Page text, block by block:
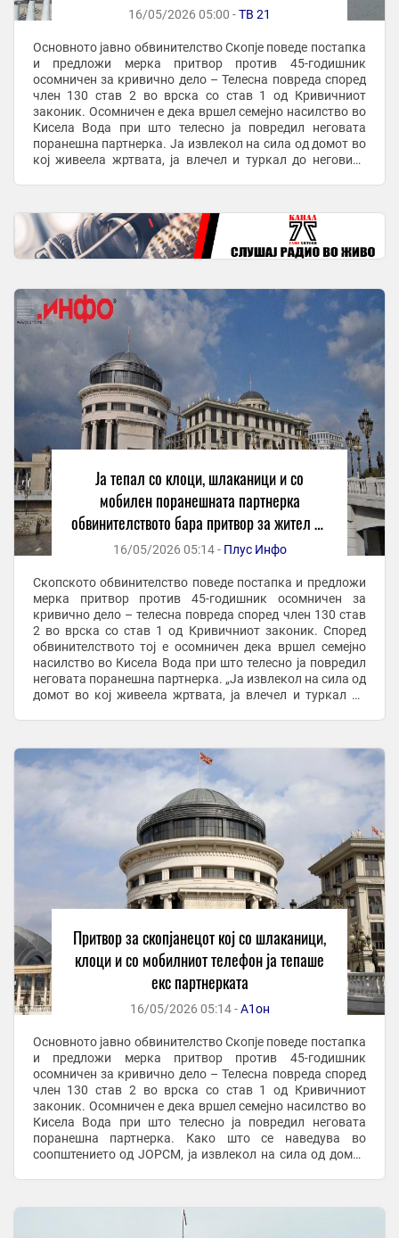
16/05/2026 05:00 -ТВ 21
Основното јавно обвинителство Скопје поведе постапка
и предложи мерка притвор против 45-годишник
осомничен за кривично дело – Телесна повреда според
член 130 став 2 во врска со став 1 од Кривичниот
законик. Осомничен е дека вршел семејно насилство во
Кисела Вода при што телесно ја повредил неговата
поранешна партнерка. Ја извлекол на сила од домот во
кој живеела жртвата, ја влечел и туркал до неговиот
Ја тепал со клоци, шлаканици и со
мобилен поранешната партнерка
обвинителството бара притвор за жител на
кисела вода
16/05/2026 05:14 - Плус Инфо
Скопското обвинителство поведе постапка и предложи
мерка притвор против 45-годишник осомничен за
кривично дело – телесна повреда според член 130 став
2 во врска со став 1 од Кривичниот законик. Според
обвинителството тој е осомничен дека вршел семејно
насилство во Кисела Вода при што телесно ја повредил
неговата поранешна партнерка. „Ја извлекол на сила од
домот во кој живеела жртвата, ја влечел и туркал до
Притвор за скопјанецот кој со шлаканици,
клоци и со мобилниот телефон ја тепаше
екс партнерката
16/05/2026 05:14 -А1он
Основното јавно обвинителство Скопје поведе постапка
и предложи мерка притвор против 45-годишник
осомничен за кривично дело – Телесна повреда според
член 130 став 2 во врска со став 1 од Кривичниот
законик. Осомничен е дека вршел семејно насилство во
Кисела Вода при што телесно ја повредил неговата
поранешна партнерка. Како што се наведува во
соопштението од ЈОРСМ, ја извлекол на сила од домот